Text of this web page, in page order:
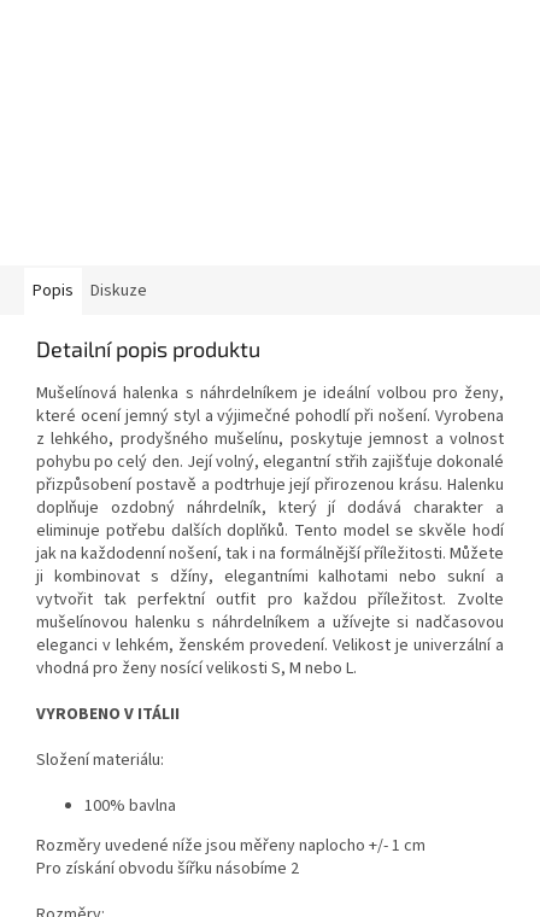
Popis Diskuze
Detailní popis produktu
Mušelínová halenka s náhrdelníkem je ideální volbou pro ženy,
které ocení jemný styl a výjimečné pohodlí při nošení. Vyrobena
z lehkého, prodyšného mušelínu, poskytuje jemnost a volnost
pohybu po celý den. Její volný, elegantní střih zajišťuje dokonalé
přizpůsobení postavě a podtrhuje její přirozenou krásu. Halenku
doplňuje ozdobný náhrdelník, který jí dodává charakter a
eliminuje potřebu dalších doplňků. Tento model se skvěle hodí
jak na každodenní nošení, tak i na formálnější příležitosti. Můžete
ji kombinovat s džíny, elegantními kalhotami nebo sukní a
vytvořit tak perfektní outfit pro každou příležitost. Zvolte
mušelínovou halenku s náhrdelníkem a užívejte si nadčasovou
eleganci v lehkém, ženském provedení. Velikost je univerzální a
vhodná pro ženy nosící velikosti S, M nebo L.
VYROBENO V ITÁLII
Složení materiálu:
100% bavlna
Rozměry uvedené níže jsou měřeny naplocho +/- 1 cm
Pro získání obvodu šířku násobíme 2